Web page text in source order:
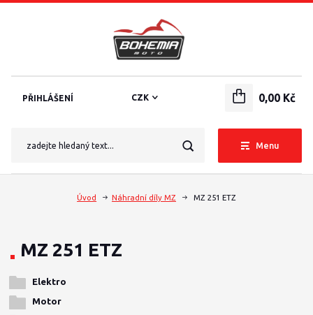
Menu
CZK
PŘIHLÁŠENÍ 0,00 Kč
Úvod Náhradní díly MZ MZ 251 ETZ
MZ 251 ETZ
Elektro
Motor